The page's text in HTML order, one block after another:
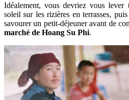
Idéalement, vous devriez vous
soleil sur les rizières en terrasses,
savourer un petit-déjeuner avant de
marché de Hoang Su Phi.